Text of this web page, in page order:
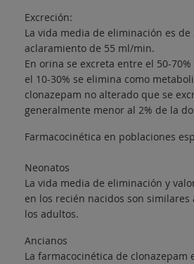
Excreción:
La vida media de eliminación es de
aclaramiento de 55 ml/min.
En orina se excreta entre el 50-
el 10-30% se elimina como
clonazepam no alterado que se
generalmente menor al 2% de la
Farmacocinética en poblaciones
Neonatos
La vida media de eliminación y
en los recién nacidos son similares
los adultos.
Ancianos
La farmacocinética de clonazepam